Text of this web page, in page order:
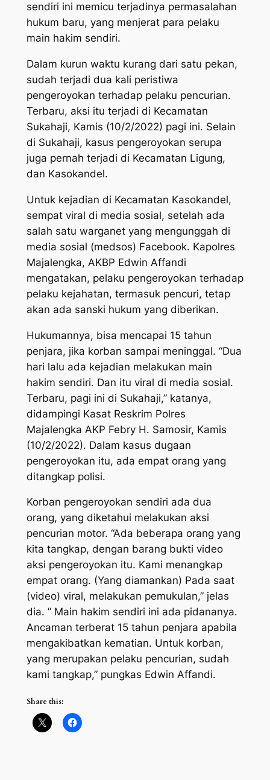
sendiri ini memicu terjadinya permasalahan
hukum baru, yang menjerat para pelaku
main hakim sendiri.
Dalam kurun waktu kurang dari satu pekan,
sudah terjadi dua kali peristiwa
pengeroyokan terhadap pelaku pencurian.
Terbaru, aksi itu terjadi di Kecamatan
Sukahaji, Kamis (10/2/2022) pagi ini. Selain
di Sukahaji, kasus pengeroyokan serupa
juga pernah terjadi di Kecamatan Ligung,
dan Kasokandel.
Untuk kejadian di Kecamatan Kasokandel,
sempat viral di media sosial, setelah ada
salah satu warganet yang mengunggah di
media sosial (medsos) Facebook. Kapolres
Majalengka, AKBP Edwin Affandi
mengatakan, pelaku pengeroyokan terhadap
pelaku kejahatan, termasuk pencuri, tetap
akan ada sanski hukum yang diberikan.
Hukumannya, bisa mencapai 15 tahun
penjara, jika korban sampai meninggal. “Dua
hari lalu ada kejadian melakukan main
hakim sendiri. Dan itu viral di media sosial.
Terbaru, pagi ini di Sukahaji,” katanya,
didampingi Kasat Reskrim Polres
Majalengka AKP Febry H. Samosir, Kamis
(10/2/2022). Dalam kasus dugaan
pengeroyokan itu, ada empat orang yang
ditangkap polisi.
Korban pengeroyokan sendiri ada dua
orang, yang diketahui melakukan aksi
pencurian motor. “Ada beberapa orang yang
kita tangkap, dengan barang bukti video
aksi pengeroyokan itu. Kami menangkap
empat orang. (Yang diamankan) Pada saat
(video) viral, melakukan pemukulan,” jelas
dia. ” Main hakim sendiri ini ada pidananya.
Ancaman terberat 15 tahun penjara apabila
mengakibatkan kematian. Untuk korban,
yang merupakan pelaku pencurian, sudah
kami tangkap,” pungkas Edwin Affandi.
Share this: